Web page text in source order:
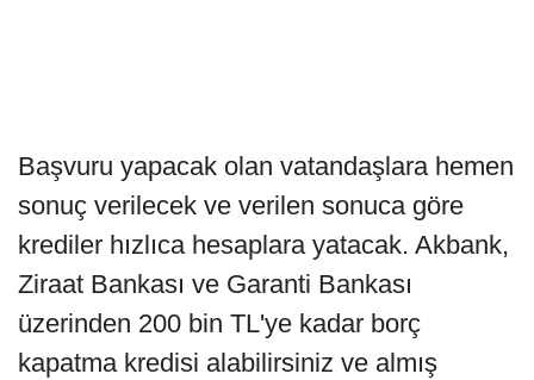
Başvuru yapacak olan vatandaşlara hemen
sonuç verilecek ve verilen sonuca göre
krediler hızlıca hesaplara yatacak. Akbank,
Ziraat Bankası ve Garanti Bankası
üzerinden 200 bin TL'ye kadar borç
kapatma kredisi alabilirsiniz ve almış